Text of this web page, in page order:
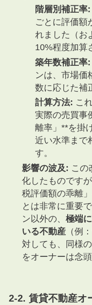
階層別補正率:
ごとに評価額
れました（お
10%程度加算
築年数補正率:
ンは、市場価
数に応じた補
計算方法: こ
実際の売買事
離率」**を掛
近い水準まで
す。
影響の波及: この
化したものです
税評価額の乖離
とは非常に重要
ン以外の、 極端
いる不動産（例
対しても、同様
をオーナーは念
2-2. 賃貸不動産オ